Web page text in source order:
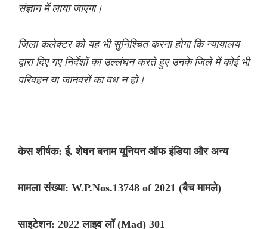
संज्ञान में लाया जाएगा।
जिला कलेक्टर को यह भी सुनिश्चित करना होगा कि न्यायालय
द्वारा दिए गए निर्देशों का उल्लंघन करते हुए उनके जिले में कोई भी
परिवहन या जानवरों का वध न हो।
केस शीर्षक: ई. शेषन बनाम यूनियन ऑफ इंडिया और अन्य
मामला संख्या: W.P.Nos.13748 of 2021 (बैच मामले)
साइटेशन: 2022 लाइव लॉ (Mad) 301